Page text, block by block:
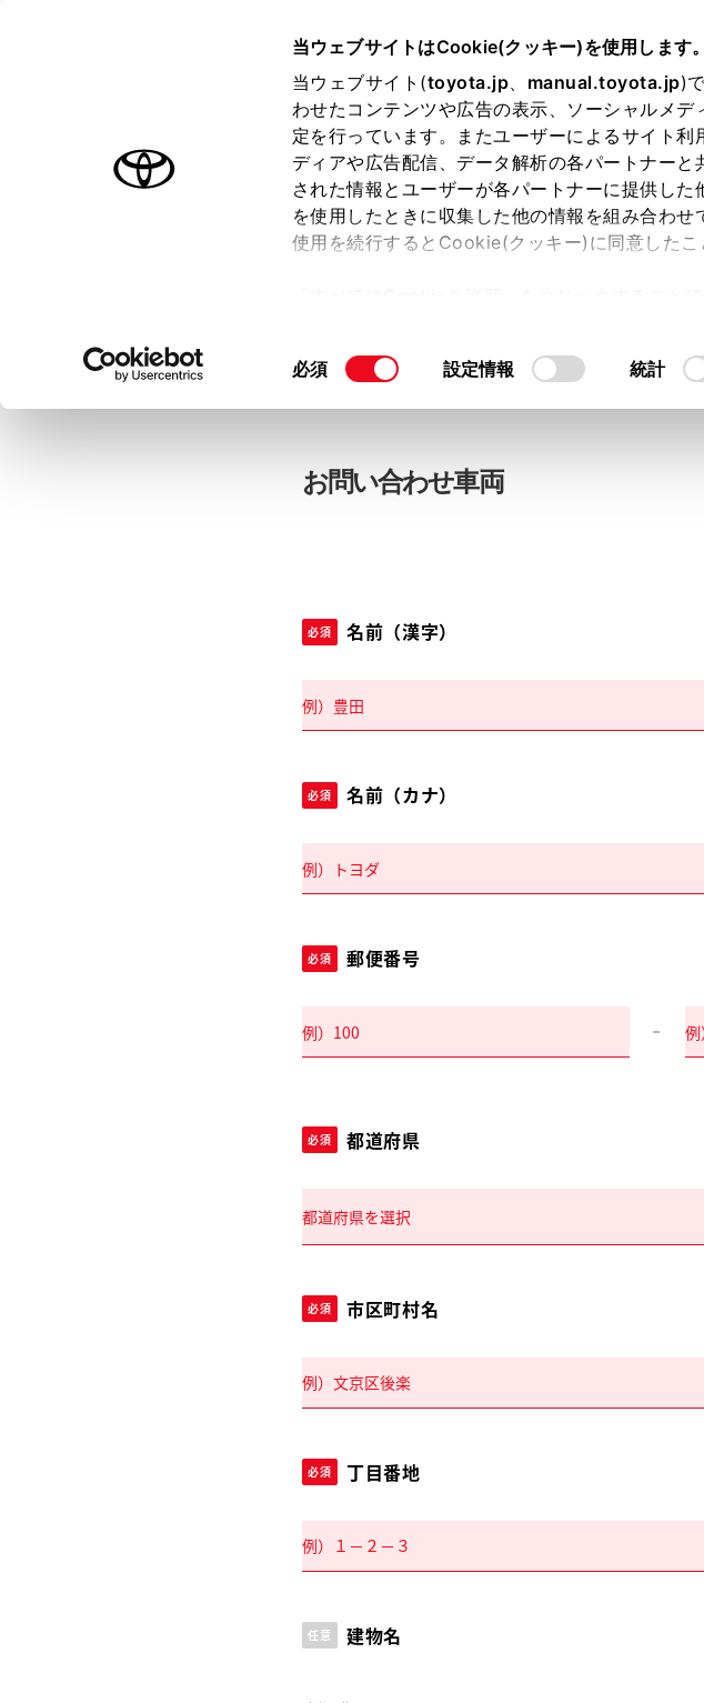
は必須です。
当ウェブサイトはCookie(クッキー)を使用します。
当ウェブサイト(toyota.jp、 manual.toyota.jp)
わせたコンテンツや広告の表示、ソーシャルメ
定を行っています。またユーザーによるサイト
ディアや広告配信、データ解析の各パートナー
された情報とユーザーが各パートナーに提供し
を使用したときに収集した他の情報を組み合わ
使用を続行するとCookie(クッキー)に同意したこ
て」をご覧ください。
同
択
必須 設定情報 統計
中古車：お問い合わせ
お客さま情報の入力
お問い合わせ車両
必須 名前（漢字）
必須 名前（カナ）
必須 郵便番号
必須 都道府県
必須 市区町村名
必須 丁目番地
任意 建物名